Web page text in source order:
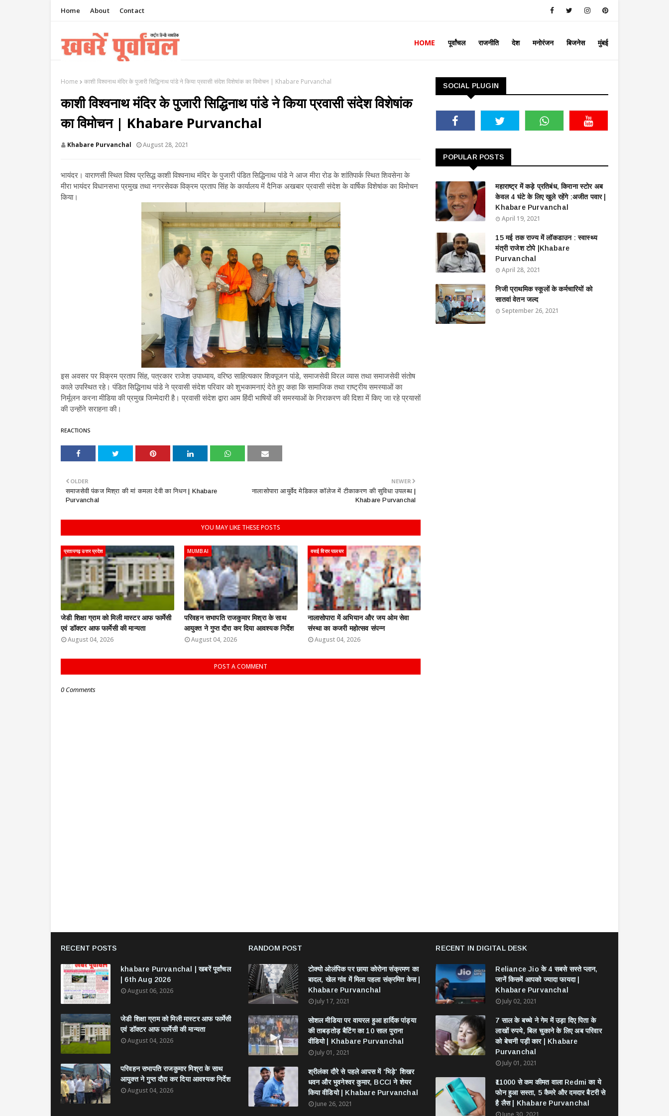
Home About Contact
HOME पूर्वांचल राजनीति देश मनोरंजन बिजनेस मुंबई
Home काशी विश्वनाथ मंदिर के पुजारी सिद्धिनाथ पांडे ने किया प्रवासी संदेश विशेषांक का विमोचन | Khabare Purvanchal
काशी विश्वनाथ मंदिर के पुजारी सिद्धिनाथ पांडे ने किया प्रवासी संदेश विशेषांक
का विमोचन | Khabare Purvanchal
Khabare Purvanchal August 28, 2021
भायंदर। वाराणसी स्थित विश्व प्रसिद्ध काशी विश्वनाथ मंदिर के पुजारी पंडित सिद्धिनाथ पांडे ने आज मीरा रोड के शांतिपार्क स्थित शिवसेना के
मीरा भायंदर विधानसभा प्रमुख तथा नगरसेवक विक्रम प्रताप सिंह के कार्यालय में दैनिक अखबार प्रवासी संदेश के वार्षिक विशेषांक का विमोचन
किया।
इस अवसर पर विक्रम प्रताप सिंह, पत्रकार राजेश उपाध्याय, वरिष्ठ साहित्यकार शिवपूजन पांडे, समाजसेवी विरल व्यास तथा समाजसेवी संतोष
काले उपस्थित रहे। पंडित सिद्धिनाथ पांडे ने प्रवासी संदेश परिवार को शुभकामनाएं देते हुए कहा कि सामाजिक तथा राष्ट्रीय समस्याओं का
निर्मूलन करना मीडिया की प्रमुख जिम्मेदारी है। प्रवासी संदेश द्वारा आम हिंदी भाषियों की समस्याओं के निराकरण की दिशा में किए जा रहे प्रयासों
की उन्होंने सराहना की।
REACTIONS
NEWER
नालासोपारा आयुर्वेद मेडिकल कॉलेज में टीकाकरण की सुविधा उपलब्ध |
Khabare Purvanchal
OLDER
समाजसेवी पंकज मिश्रा की मां कमला देवी का निधन | Khabare
Purvanchal
YOU MAY LIKE THESE POSTS
प्रतापगढ़ उत्तर प्रदेश
जेडी शिक्षा ग्राम को मिली मास्टर आफ फार्मेसी
एवं डॉक्टर आफ फार्मेसी की मान्यता
August 04, 2026
MUMBAI
परिवहन सभापति राजकुमार मिश्रा के साथ
आयुक्त ने गुप्त दौरा कर दिया आवश्यक निर्देश
August 04, 2026
वसई विरार पालघर
नालासोपारा में अभियान और जय ओम सेवा
संस्था का कजरी महोत्सव संपन्न
August 04, 2026
POST A COMMENT
0 Comments
SOCIAL PLUGIN
POPULAR POSTS
महाराष्ट्र में कड़े प्रतिबंध, किराना स्टोर अब
केवल 4 घंटे के लिए खुले रहेंगे :अजीत पवार |
Khabare Purvanchal
April 19, 2021
15 मई तक राज्य में लॉकडाउन : स्वास्थ्य
मंत्री राजेश टोपे |Khabare
Purvanchal
April 28, 2021
निजी प्राथमिक स्कूलों के कर्मचारियों को
सातवां वेतन जल्द
September 26, 2021
RECENT POSTS
khabare Purvanchal | खबरें पूर्वांचल
| 6th Aug 2026
August 06, 2026
जेडी शिक्षा ग्राम को मिली मास्टर आफ फार्मेसी
एवं डॉक्टर आफ फार्मेसी की मान्यता
August 04, 2026
परिवहन सभापति राजकुमार मिश्रा के साथ
आयुक्त ने गुप्त दौरा कर दिया आवश्यक निर्देश
August 04, 2026
RANDOM POST
टोक्यो ओलंपिक पर छाया कोरोना संक्रमण का
बादल, खेल गांव में मिला पहला संक्रमित केस |
Khabare Purvanchal
July 17, 2021
सोशल मीडिया पर वायरल हुआ हार्दिक पांड्या
की ताबड़तोड़ बैटिंग का 10 साल पुराना
वीडियो | Khabare Purvanchal
July 01, 2021
श्रीलंका दौरे से पहले आपस में 'भिड़े' शिखर
धवन और भुवनेश्वर कुमार, BCCI ने शेयर
किया वीडियो | Khabare Purvanchal
June 26, 2021
RECENT IN DIGITAL DESK
Reliance Jio के 4 सबसे सस्ते प्लान,
जानें किसमें आपको ज्यादा फायदा |
Khabare Purvanchal
July 02, 2021
7 साल के बच्चे ने गेम में उड़ा दिए पिता के
लाखों रुपये, बिल चुकाने के लिए अब परिवार
को बेचनी पड़ी कार | Khabare
Purvanchal
July 01, 2021
₹11000 से कम कीमत वाला Redmi का ये
फोन हुआ सस्ता, 5 कैमरे और दमदार बैटरी से
है लैस | Khabare Purvanchal
June 30, 2021